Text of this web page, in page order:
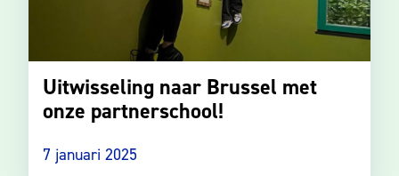
Uitwisseling naar Brussel met
onze partnerschool!
7 januari 2025